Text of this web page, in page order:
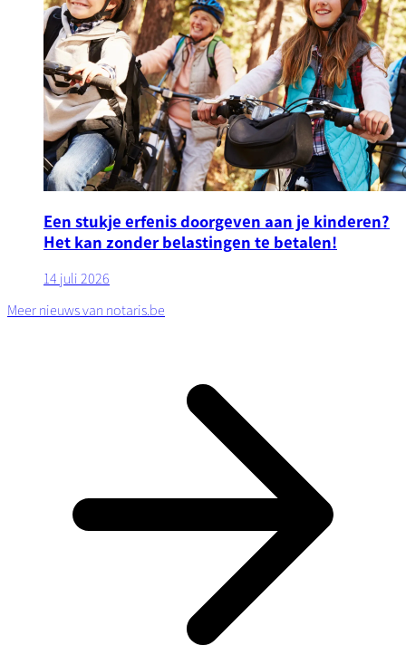
Een stukje erfenis doorgeven aan je kinderen?
Het kan zonder belastingen te betalen!
14 juli 2026
Meer nieuws van notaris.be